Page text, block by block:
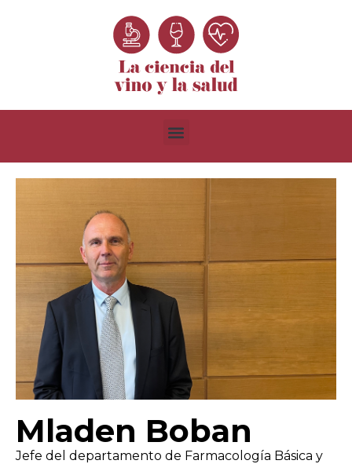
Mladen Boban
Jefe del departamento de Farmacología Básica y